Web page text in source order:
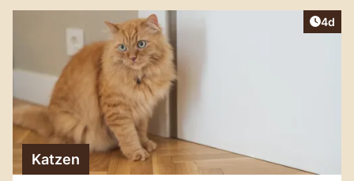
4d
Katzen